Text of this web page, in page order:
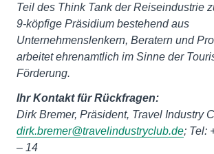
Teil des Think Tank der Reiseindustrie
9-köpfige Präsidium bestehend aus
Unternehmenslenkern, Beratern und
arbeitet ehrenamtlich im Sinne der
Förderung.
Ihr Kontakt für Rückfragen:
Dirk Bremer, Präsident, Travel Industry
dirk.bremer@travelindustryclub.de; Tel:
– 14